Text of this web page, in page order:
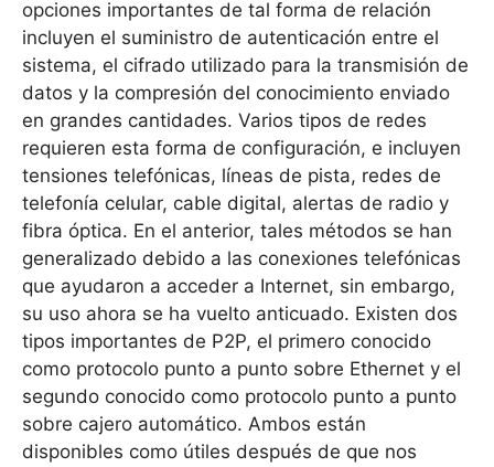
opciones importantes de tal forma de relación
incluyen el suministro de autenticación entre el
sistema, el cifrado utilizado para la transmisión de
datos y la compresión del conocimiento enviado
en grandes cantidades. Varios tipos de redes
requieren esta forma de configuración, e incluyen
tensiones telefónicas, líneas de pista, redes de
telefonía celular, cable digital, alertas de radio y
fibra óptica. En el anterior, tales métodos se han
generalizado debido a las conexiones telefónicas
que ayudaron a acceder a Internet, sin embargo,
su uso ahora se ha vuelto anticuado. Existen dos
tipos importantes de P2P, el primero conocido
como protocolo punto a punto sobre Ethernet y el
segundo conocido como protocolo punto a punto
sobre cajero automático. Ambos están
disponibles como útiles después de que nos